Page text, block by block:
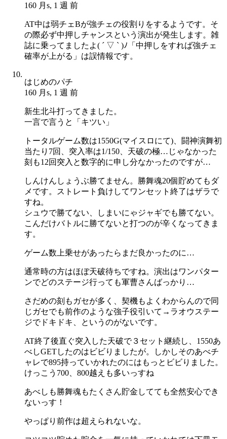
160 月s, 1 週 前
AT中は弱チェBが強チェの役割りをするようです。そ
の際必ず中押しチャンスという演出が発生します。雑
誌に乗ってましたよ( ´ ▽ ` )ﾉ「中押しをすれば強チェ
確率が上がる」は誤情報です。
はじめのパチ
160 月s, 1 週 前
新生北斗打ってきました。
一言で言うと「キツい」
トータルゲーム数は1550G(マイスロにて)、闘神演舞初
当たり7回、突入率は1/150、天破の極…じゃなかった
刻も12回突入と数字的に申し分なかったのですが…
しんけんしょうぶ勝てません。勝舞魂20個貯めてもダ
メです。ストレート負けしてワンセット終了はザラで
すね。
シュウで勝てない、しまいにゃジャギでも勝てない。
こんだけバトルに勝てないと打つのが辛くなってきま
す。
ゲーム数上乗せがあったらまだ良かったのに…
通常時の方はほぼ天破待ちですね。演出はワンパター
ンでどのステージ行っても軍曹さんばっかり…
さだめの刻もガセが多く、契機もよくわからんので同
じガセでも前作のような強子役引いて→ラオウステー
ジでドキドキ、というのがないです。
AT終了後直ぐ突入した天破で３セット継続し、1550あ
べしGETしたのはビビりましたが。しかしそのあべチ
ャレで895持っていかれたのにはもっとビビりました。
けっこう700、800越えも多いっすね
あべしも勝舞魂もたくさん貯金してても全然安心でき
ないっす！
やっぱり前作は超えられないな。